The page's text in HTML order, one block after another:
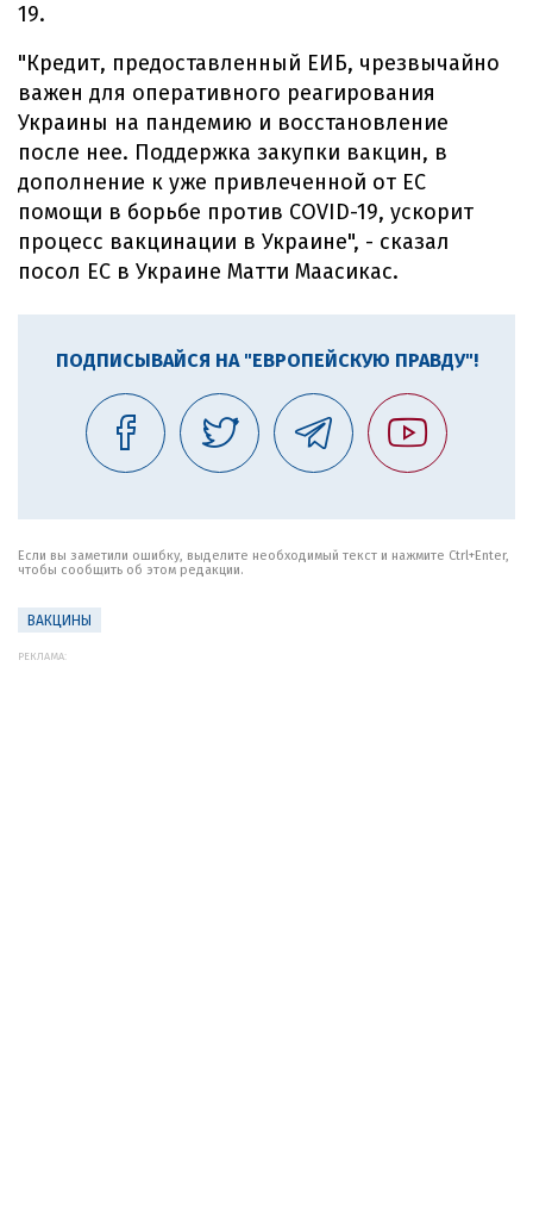
19.
"Кредит, предоставленный ЕИБ, чрезвычайно
важен для оперативного реагирования
Украины на пандемию и восстановление
после нее. Поддержка закупки вакцин, в
дополнение к уже привлеченной от ЕС
помощи в борьбе против COVID-19, ускорит
процесс вакцинации в Украине", - сказал
посол ЕС в Украине Матти Маасикас.
ПОДПИСЫВАЙСЯ НА "ЕВРОПЕЙСКУЮ ПРАВДУ"!
Если вы заметили ошибку, выделите необходимый текст и нажмите Ctrl+Enter,
чтобы сообщить об этом редакции.
ВАКЦИНЫ
РЕКЛАМА: